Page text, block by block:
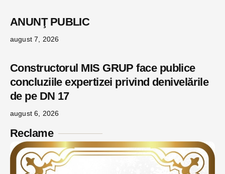
ANUNŢ PUBLIC
august 7, 2026
Constructorul MIS GRUP face publice
concluziile expertizei privind denivelările
de pe DN 17
august 6, 2026
Reclame